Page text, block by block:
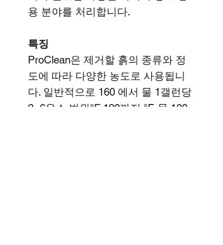
용 분야를 처리합니다.
특징
ProClean은 제거할 흙의 종류와 정
도에 따라 다양한 농도로 사용됩니
다. 일반적으로 160 에서 물 1갤런당
2~6온스 범위°F 190까지 °F. 물 100